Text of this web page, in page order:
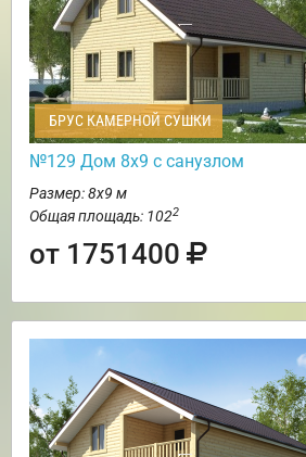
БРУС КАМЕРНОЙ СУШКИ
№129 Дом 8х9 с санузлом
Размер: 8х9 м
Общая площадь: 1022
от 1751400